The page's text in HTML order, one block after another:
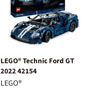
LEGO® Technic Ford GT
2022 42154
LEGO®